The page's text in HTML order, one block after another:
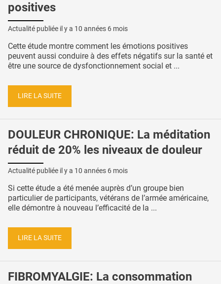
positives
Actualité publiée il y a 10 années 6 mois
Cette étude montre comment les émotions positives
peuvent aussi conduire à des effets négatifs sur la santé et
être une source de dysfonctionnement social et ...
LIRE LA SUITE
DOULEUR CHRONIQUE: La méditation
réduit de 20% les niveaux de douleur
Actualité publiée il y a 10 années 6 mois
Si cette étude a été menée auprès d’un groupe bien
particulier de participants, vétérans de l’armée américaine,
elle démontre à nouveau l’efficacité de la ...
LIRE LA SUITE
FIBROMYALGIE: La consommation